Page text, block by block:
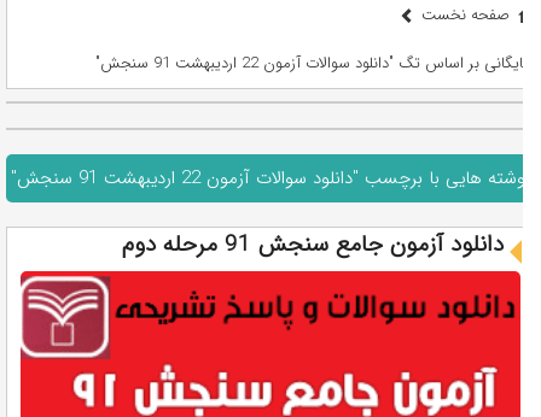
صفحه نخست
بایگانی بر اساس تگ "دانلود سوالات آزمون 22 اردیبهشت 91 سنجش"
نوشته هایی با برچسب "دانلود سوالات آزمون 22 اردیبهشت 91 سنجش"
دانلود آزمون جامع سنجش 91 مرحله دوم